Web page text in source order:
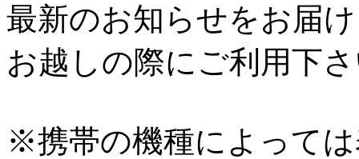
最新のお知らせをお届
お越しの際にご利用下
※携帯の機種によって